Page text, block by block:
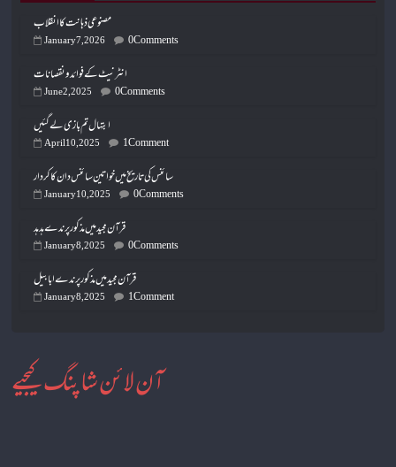
مصنوعی ذہانت کا انقلاب
January 7, 2026 0 Comments
انٹرنیٹ کے فوائد و نقصانات
June 2, 2025 0 Comments
ابتہال تم بازی لے گئیں
April 10, 2025 1 Comment
سائنس کی تاریخ میں خواتین سائنس دان کا کردار
January 10, 2025 0 Comments
قرآن مجید میں مذکور پرندے ہدہد
January 8, 2025 0 Comments
قرآن مجید میں مذکور پرندے ابابیل
January 8, 2025 1 Comment
آن لائن شاپنگ کیجیے